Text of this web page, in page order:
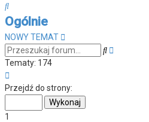
Szukaj
Ogólnie
NOWY TEMAT
Szukaj
Tematy: 174
1
7
Przejdź do strony:
1